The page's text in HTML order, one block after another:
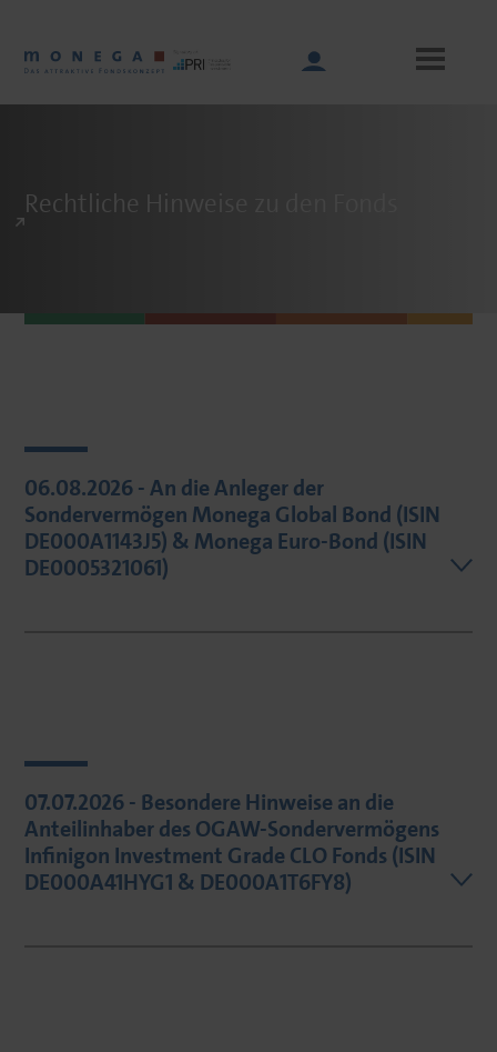
Main
navigation
Rechtliche Hinweise zu den Fonds
06.08.2026 - An die Anleger der
Sondervermögen Monega Global Bond (ISIN
DE000A1143J5) & Monega Euro-Bond (ISIN
DE0005321061)
07.07.2026 - Besondere Hinweise an die
Anteilinhaber des OGAW-Sondervermögens
Infinigon Investment Grade CLO Fonds (ISIN
DE000A41HYG1 & DE000A1T6FY8)